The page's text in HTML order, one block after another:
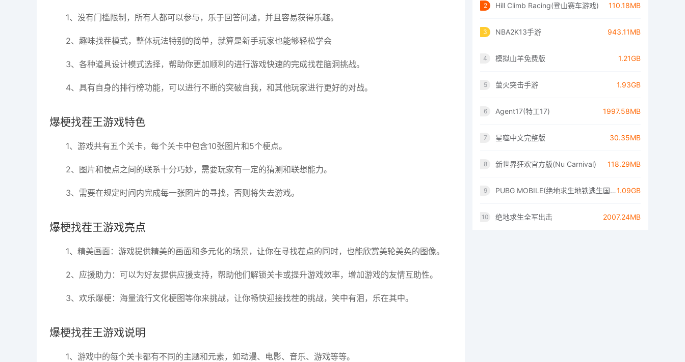
1、没有门槛限制，所有人都可以参与，乐于回答问题，并且容易获得乐趣。
2、趣味找茬模式，整体玩法特别的简单，就算是新手玩家也能够轻松学会
3、各种道具设计模式选择，帮助你更加顺利的进行游戏快速的完成找茬脑洞挑战。
4、具有自身的排行榜功能，可以进行不断的突破自我，和其他玩家进行更好的对战。
爆梗找茬王游戏特色
1、游戏共有五个关卡，每个关卡中包含10张图片和5个梗点。
2、图片和梗点之间的联系十分巧妙，需要玩家有一定的猜测和联想能力。
3、需要在规定时间内完成每一张图片的寻找，否则将失去游戏。
爆梗找茬王游戏亮点
1、精美画面：游戏提供精美的画面和多元化的场景，让你在寻找茬点的同时，也能欣赏美轮美奂的图像。
2、应援助力：可以为好友提供应援支持，帮助他们解锁关卡或提升游戏效率，增加游戏的友情互助性。
3、欢乐爆梗：海量流行文化梗图等你来挑战，让你畅快迎接找茬的挑战，笑中有泪，乐在其中。
爆梗找茬王游戏说明
1、游戏中的每个关卡都有不同的主题和元素，如动漫、电影、音乐、游戏等等。
2 Hill Climb Racing(登山赛车游戏) 110.18MB
3 NBA2K13手游 943.11MB
4 模拟山羊免费版 1.21GB
5 萤火突击手游 1.93GB
6 Agent17(特工17) 1997.58MB
7 星噬中文完整版 30.35MB
8 新世界狂欢官方版(Nu Carnival) 118.29MB
9 PUBG MOBILE(绝地求生地铁逃生国际服)1.09GB
10 绝地求生全军出击 2007.24MB